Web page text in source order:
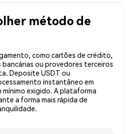
método de
como cartões de crédito,
ou provedores terceiros
Deposite USDT ou
instantâneo em
mínimo exigido. A plataforma
a forma mais rápida de